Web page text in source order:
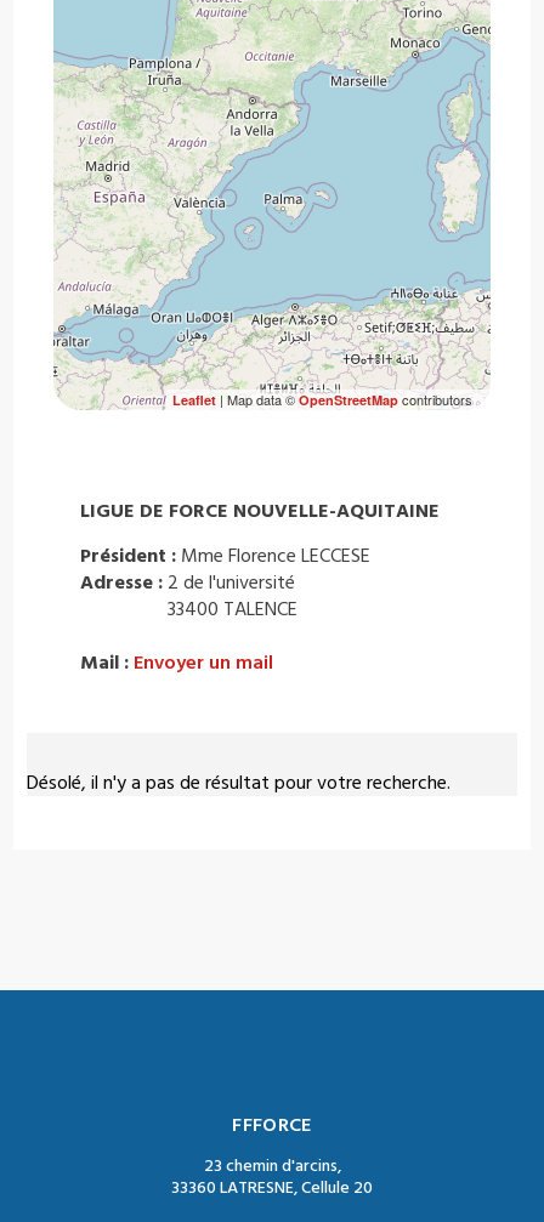
Désolé, il n'y a pas de résultat pour votre recherche.
Leaflet| Map data ©OpenStreetMapcontributors
LIGUE DE FORCE NOUVELLE-AQUITAINE
Président : Mme Florence LECCESE
Adresse : 2 de l'université
33400 TALENCE
Mail : Envoyer un mail
FFFORCE
23 chemin d'arcins,
33360 LATRESNE, Cellule 20